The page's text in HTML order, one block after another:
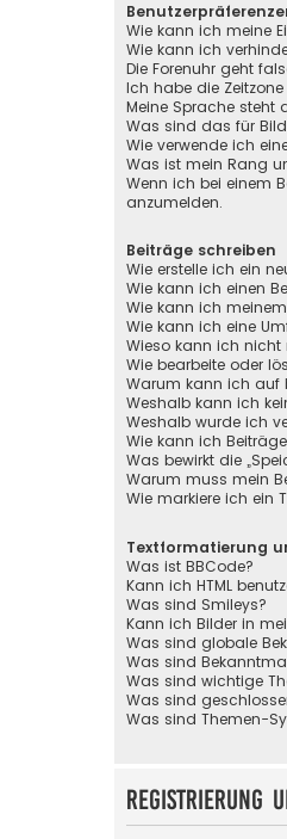
Wie kann ich meine
Wie kann ich
Die Forenuhr geht
Ich habe die
Meine Sprache steht
Was sind das für
Wie verwende ich
Was ist mein Rang
Wenn ich bei einem
anzumelden.
Beiträge schreiben
Wie erstelle ich ein
Wie kann ich einen
Wie kann ich
Wie kann ich eine
Wieso kann ich nicht
Wie bearbeite oder
Warum kann ich auf
Weshalb kann ich
Weshalb wurde ich
Wie kann ich
Was bewirkt die
Warum muss mein
Wie markiere ich ein
Textformatierung
Was ist BBCode?
Kann ich HTML
Was sind Smileys?
Kann ich Bilder in
Was sind globale
Was sind
Was sind wichtige
Was sind
Was sind Themen-
Registrierung